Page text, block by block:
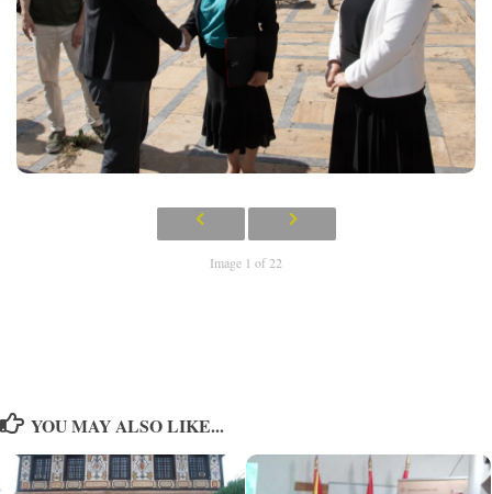
Image 1 of 22
YOU MAY ALSO LIKE...